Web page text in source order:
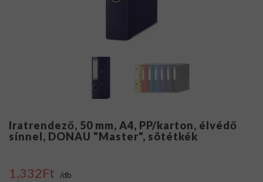
Iratrendező, 50 mm, A4, PP/karton, élvédő
sínnel, DONAU "Master", sötétkék
1,332Ft /db